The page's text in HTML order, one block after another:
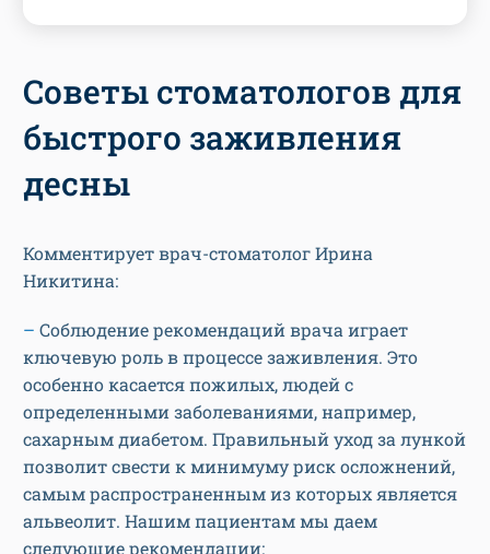
Советы стоматологов для
быстрого заживления
десны
Комментирует врач-стоматолог Ирина
Никитина:
– Соблюдение рекомендаций врача играет
ключевую роль в процессе заживления. Это
особенно касается пожилых, людей с
определенными заболеваниями, например,
сахарным диабетом. Правильный уход за лункой
позволит свести к минимуму риск осложнений,
самым распространенным из которых является
альвеолит. Нашим пациентам мы даем
следующие рекомендации: